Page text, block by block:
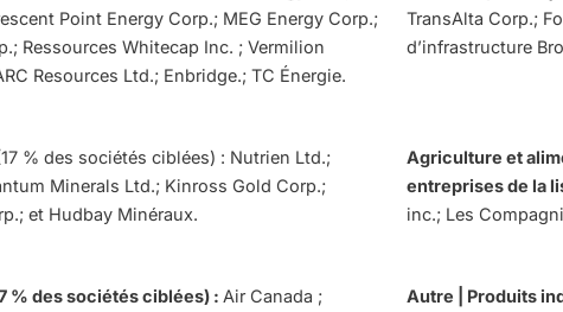
Point Energy Corp.; MEG Energy Corp.;
Ressources Whitecap Inc. ; Vermilion
Resources Ltd.; Enbridge.; TC Énergie.
TransAlta Corp.;
d’infrastructure
% des sociétés ciblées) : Nutrien Ltd.;
Minerals Ltd.; Kinross Gold Corp.;
et Hudbay Minéraux.
Agriculture et
entreprises de la
inc.; Les
% des sociétés ciblées) : Air Canada ;
Autre | Produits